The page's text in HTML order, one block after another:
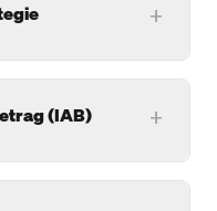
+
(IAB) +